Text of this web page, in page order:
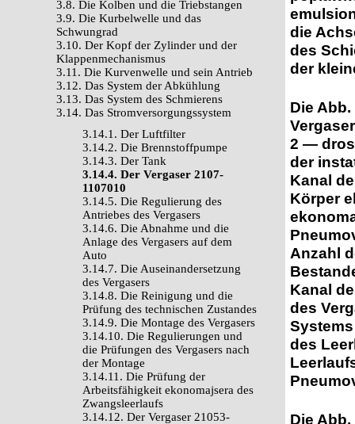
3.8. Die Kolben und die Triebstangen
3.9. Die Kurbelwelle und das
Schwungrad
3.10. Der Kopf der Zylinder und der
Klappenmechanismus
3.11. Die Kurvenwelle und sein Antrieb
3.12. Das System der Abkühlung
3.13. Das System des Schmierens
3.14. Das Stromversorgungssystem
3.14.1. Der Luftfilter
3.14.2. Die Brennstoffpumpe
3.14.3. Der Tank
3.14.4. Der Vergaser 2107-
1107010
3.14.5. Die Regulierung des
Antriebes des Vergasers
3.14.6. Die Abnahme und die
Anlage des Vergasers auf dem
Auto
3.14.7. Die Auseinandersetzung
des Vergasers
3.14.8. Die Reinigung und die
Prüfung des technischen Zustandes
3.14.9. Die Montage des Vergasers
3.14.10. Die Regulierungen und
die Prüfungen des Vergasers nach
der Montage
3.14.11. Die Prüfung der
Arbeitsfähigkeit ekonomajsera des
Zwangsleerlaufs
3.14.12. Der Vergaser 21053-
die
des
der
Die
2 —
der
Kanal
Körper
Anzahl
Kanal
des
des
Die